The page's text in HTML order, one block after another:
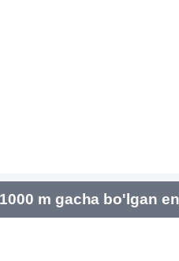
m gacha bo'lgan